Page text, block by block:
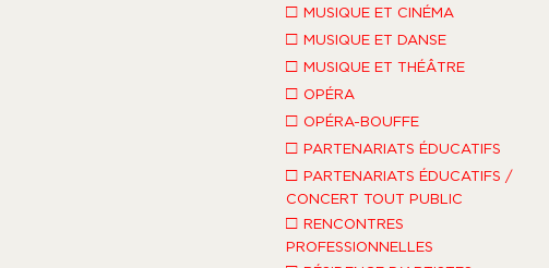
□ MUSIQUE ET CINÉMA
□ MUSIQUE ET DANSE
□ MUSIQUE ET THÉÂTRE
□ OPÉRA
□ OPÉRA-BOUFFE
□ PARTENARIATS ÉDUCATIFS
□ PARTENARIATS ÉDUCATIFS /
CONCERT TOUT PUBLIC
□ RENCONTRES
PROFESSIONNELLES